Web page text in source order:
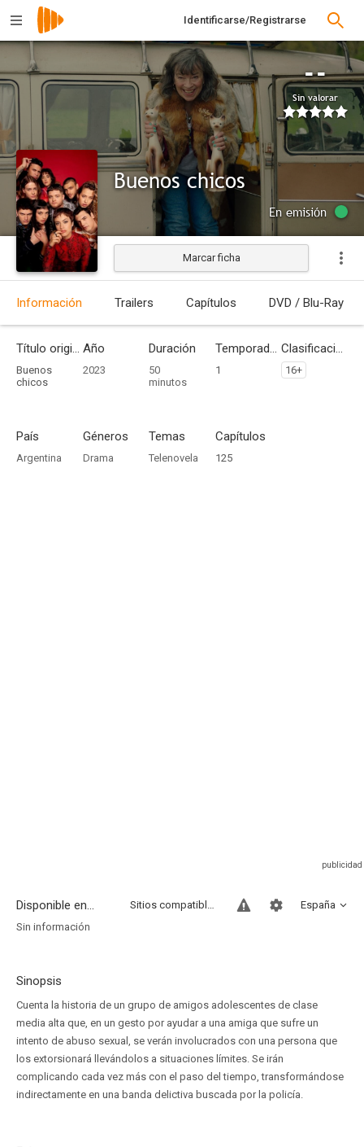
Identificarse/Registrarse
--
Sin valorar
Buenos chicos
En emisión
Marcar ficha
Información Trailers Capítulos DVD / Blu-Ray
Título original
Buenos
chicos
Año
2023
Duración
50
minutos
Temporadas
1
Clasificación por edades
16+
País
Argentina
Géneros
Drama
Temas
Telenovela
Capítulos
125
Disponible en... España
Sitios compatibles
Sin información
Sinopsis
Cuenta la historia de un grupo de amigos adolescentes de clase
media alta que, en un gesto por ayudar a una amiga que sufre un
intento de abuso sexual, se verán involucrados con una persona que
los extorsionará llevándolos a situaciones límites. Se irán
complicando cada vez más con el paso del tiempo, transformándose
indirectamente en una banda delictiva buscada por la policía.